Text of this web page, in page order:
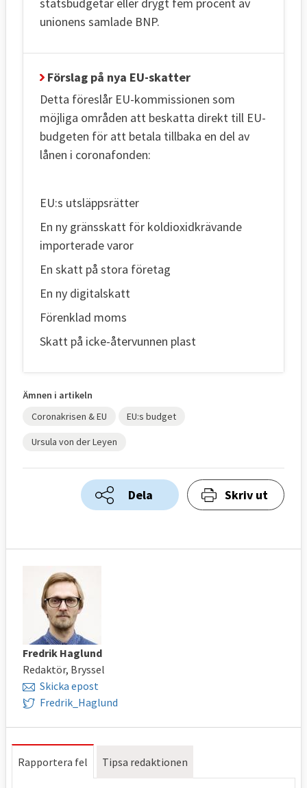
unionens samlade BNP.
Förslag på nya EU-skatter
Detta föreslår EU-kommissionen som
möjliga områden att beskatta direkt till EU-
budgeten för att betala tillbaka en del av
lånen i coronafonden:
EU:s utsläppsrätter
En ny gränsskatt för koldioxidkrävande
importerade varor
En skatt på stora företag
En ny digitalskatt
Förenklad moms
Skatt på icke-återvunnen plast
Ämnen i artikeln
Coronakrisen & EU
EU:s budget
Ursula von der Leyen
Dela Skriv ut
Fredrik Haglund
Redaktör, Bryssel
Skicka epost
Fredrik_Haglund
Rapportera fel Tipsa redaktionen